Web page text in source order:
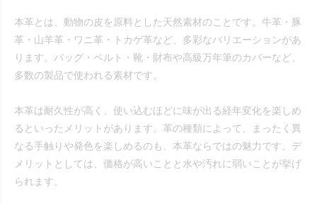
本革とは、動物の皮を原料とした天然素材のことです。牛革・豚
革・山羊革・ワニ革・トカゲ革など、多彩なバリエーションがあ
ります。バッグ・ベルト・靴・財布や高級万年筆のカバーなど、
多数の製品で使われる素材です。
本革は耐久性が高く、使い込むほどに味が出る経年変化を楽しめ
るといったメリットがあります。革の種類によって、まったく異
なる手触りや発色を楽しめるのも、本革ならではの魅力です。デ
メリットとしては、価格が高いことと水や汚れに弱いことが挙げ
られます。